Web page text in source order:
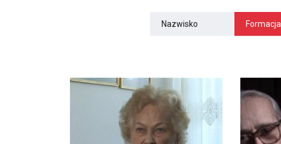
Nazwisko Formacja